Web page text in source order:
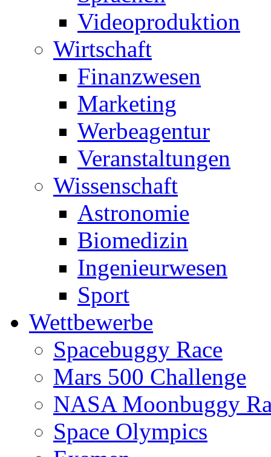
Videoproduktion
Wirtschaft
Finanzwesen
Marketing
Werbeagentur
Veranstaltungen
Wissenschaft
Astronomie
Biomedizin
Ingenieurwesen
Sport
Wettbewerbe
Spacebuggy Race
Mars 500 Challenge
NASA Moonbuggy
Space Olympics